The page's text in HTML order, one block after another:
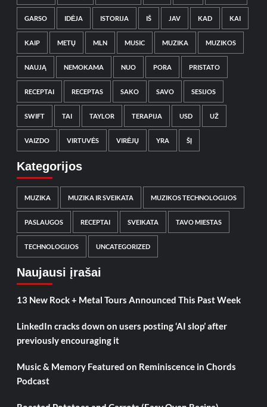
GARSO IDĖJA ISTORIJA IŠ JAV KAD KAI
KAIP METŲ MLN MUSIC MUZIKA MUZIKOS
NAUJĄ NEMOKAMA NUO PORA PRISTATO
RECEPTAI RECEPTAS SAKO SAVO SESIJOS
SWIFT TAI TAYLOR TERAPIJA USD UŽ
VAIZDO VIRTUVĖS VIRĖJŲ YRA ŠĮ
Kategorijos
MUZIKA MUZIKA IR SVEIKATA MUZIKOS TECHNOLOGIJOS
PASLAUGOS RECEPTAI SVEIKATA TAVO MIESTAS
TECHNOLOGIJOS UNCATEGORIZED
Naujausi įrašai
13 New Rock + Metal Tours Announced This Past Week
LinkedIn cracks down on users posting ‘AI slop’ after
previously encouraging it
Music & Memory Featured on Reminiscence in Chords
Podcast